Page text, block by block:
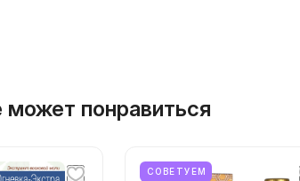
понравиться
СОВЕТУЕМ